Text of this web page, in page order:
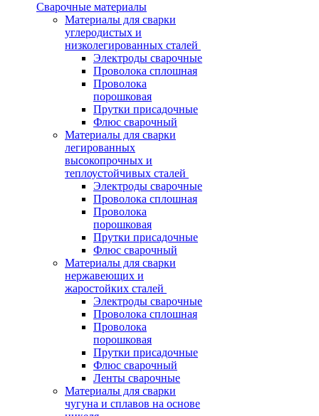
Сварочные материалы
Материалы для сварки
углеродистых и
низколегированных сталей
Электроды сварочные
Проволока сплошная
Проволока
порошковая
Прутки присадочные
Флюс сварочный
Материалы для сварки
легированных
высокопрочных и
теплоустойчивых сталей
Электроды сварочные
Проволока сплошная
Проволока
порошковая
Прутки присадочные
Флюс сварочный
Материалы для сварки
нержавеющих и
жаростойких сталей
Электроды сварочные
Проволока сплошная
Проволока
порошковая
Прутки присадочные
Флюс сварочный
Ленты сварочные
Материалы для сварки
чугуна и сплавов на основе